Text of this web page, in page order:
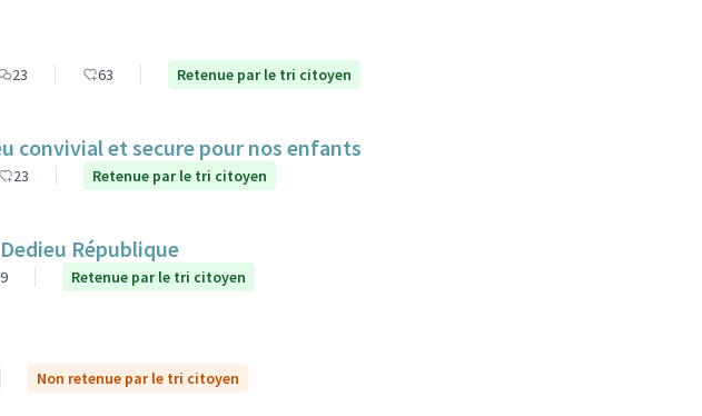
23 63 Retenue par le tri citoyen
convivial et secure pour nos enfants
23 Retenue par le tri citoyen
République
Retenue par le tri citoyen
Non retenue par le tri citoyen